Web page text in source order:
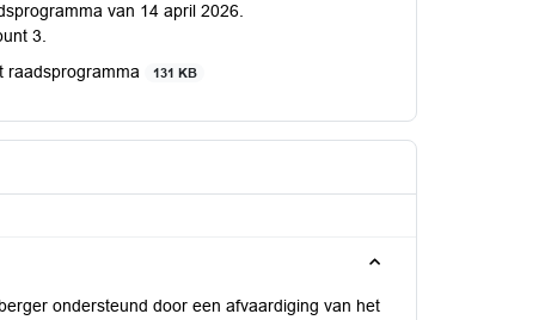
van 14 april 2026.
3.
raadsprogramma 131 KB
ondersteund door een afvaardiging van het